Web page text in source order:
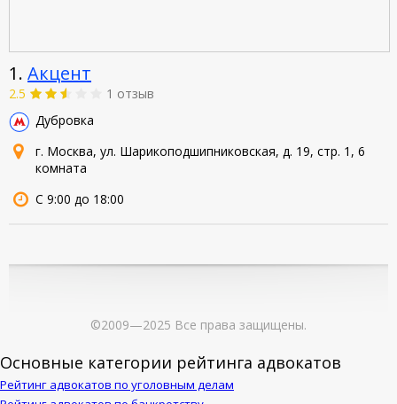
1. Акцент
2.5
1 отзыв
Дубровка
г. Москва, ул. Шарикоподшипниковская, д. 19, стр. 1, 6
комната
С 9:00 до 18:00
©2009—2025 Все права защищены.
Основные категории рейтинга адвокатов
Рейтинг адвокатов по уголовным делам